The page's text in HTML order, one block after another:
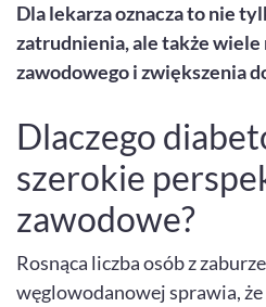
Dla lekarza oznacza to nie
zatrudnienia, ale także
zawodowego i zwiększenia
Dlaczego
szerokie
zawodowe?
Rosnąca liczba osób z
węglowodanowej sprawia,